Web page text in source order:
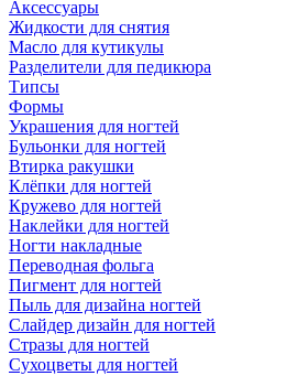
Аксессуары
Жидкости для снятия
Масло для кутикулы
Разделители для педикюра
Типсы
Формы
Украшения для ногтей
Бульонки для ногтей
Втирка ракушки
Клёпки для ногтей
Кружево для ногтей
Наклейки для ногтей
Ногти накладные
Переводная фольга
Пигмент для ногтей
Пыль для дизайна ногтей
Слайдер дизайн для ногтей
Стразы для ногтей
Сухоцветы для ногтей